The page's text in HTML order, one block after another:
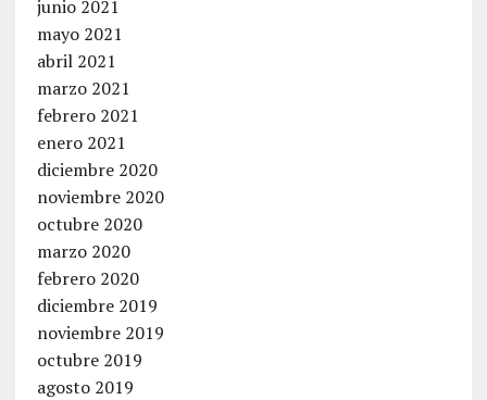
junio 2021
mayo 2021
abril 2021
marzo 2021
febrero 2021
enero 2021
diciembre 2020
noviembre 2020
octubre 2020
marzo 2020
febrero 2020
diciembre 2019
noviembre 2019
octubre 2019
agosto 2019